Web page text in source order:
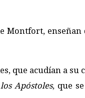
Montfort,
que acudían a su
Apóstoles, que